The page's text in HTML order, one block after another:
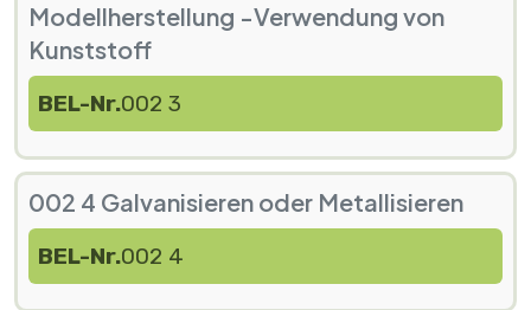
Modellherstellung -Verwendung von
Kunststoff
BEL-Nr.002 3
002 4 Galvanisieren oder Metallisieren
BEL-Nr.002 4